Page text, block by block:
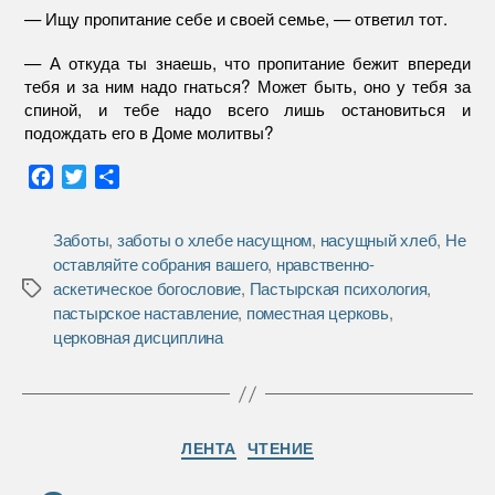
— Ищу пропитание себе и своей семье, — ответил тот.
— А откуда ты знаешь, что пропитание бежит впереди
тебя и за ним надо гнаться? Может быть, оно у тебя за
спиной, и тебе надо всего лишь остановиться и
подождать его в Доме молитвы?
e
b
o
o
k
t
t
e
r
р
а
в
и
т
Метки
Заботы, заботы о хлебе насущном, насущный хлеб, Не
оставляйте собрания вашего, нравственно-
аскетическое богословие, Пастырская психология,
пастырское наставление, поместная церковь,
церковная дисциплина
Рубрики
ЛЕНТА ЧТЕНИЕ